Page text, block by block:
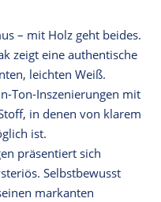
– mit Holz geht beides.
zeigt eine authentische
leichten Weiß.
Ton-Inszenierungen mit
in denen von klarem
ist.
präsentiert sich
Selbstbewusst
markanten